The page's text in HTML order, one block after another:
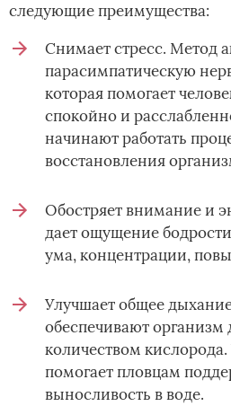
следующие преимущества:
Снимает стресс. Метод
парасимпатическую
которая помогает
спокойно и
начинают работать
восстановления
Обостряет внимание и
дает ощущение
ума, концентрации,
Улучшает общее
обеспечивают организм
количеством
помогает пловцам
выносливость в воде.